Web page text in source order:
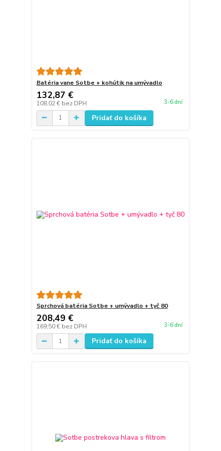
Batéria vane Sotbe + kohútik na umývadlo
132,87 €
108,02 € bez DPH 3-6 dní
Pridať do košíka
Sprchová batéria Sotbe + umývadlo + tyč 80
208,49 €
169,50 € bez DPH 3-6 dní
Pridať do košíka